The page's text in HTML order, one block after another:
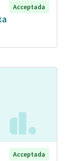
Acceptada
Acceptada